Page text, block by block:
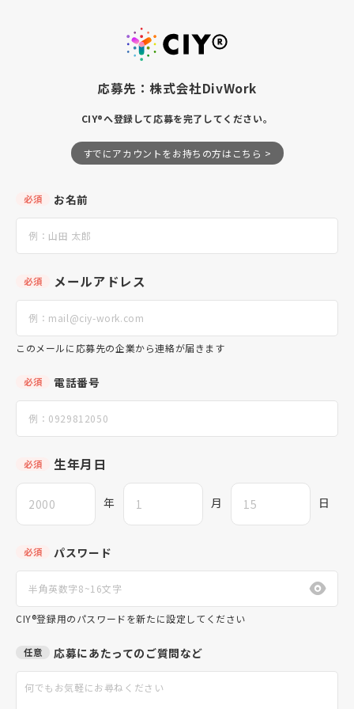
応募先：株式会社DivWork
CIY®へ登録して応募を完了してください。
すでにアカウントをお持ちの方はこちら >
必須 お名前
必須 メールアドレス
このメールに応募先の企業から連絡が届きます
必須 電話番号
必須 生年月日
年 月 日
必須 パスワード
CIY®登録用のパスワードを新たに設定してください
任意 応募にあたってのご質問など